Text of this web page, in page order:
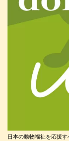
日本の動物福祉を応援